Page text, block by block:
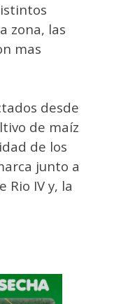
zona, las
mas
desde
de maíz
de los
junto a
IV y, la